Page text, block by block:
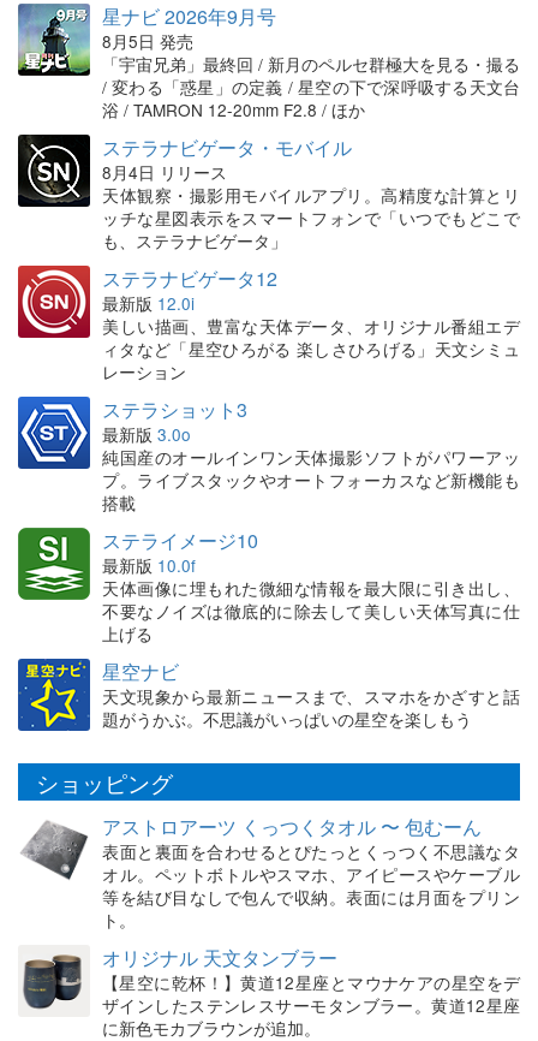
星ナビ 2026年9月号
8月5日 発売
「宇宙兄弟」最終回 / 新月のペルセ群極大を見る・撮る
/ 変わる「惑星」の定義 / 星空の下で深呼吸する天文台
浴 / TAMRON 12-20mm F2.8 / ほか
ステラナビゲータ・モバイル
8月4日 リリース
天体観察・撮影用モバイルアプリ。高精度な計算とリ
ッチな星図表示をスマートフォンで「いつでもどこで
も、ステラナビゲータ」
ステラナビゲータ12
最新版 12.0i
美しい描画、豊富な天体データ、オリジナル番組エデ
ィタなど「星空ひろがる 楽しさひろげる」天文シミュ
レーション
ステラショット3
最新版 3.0o
純国産のオールインワン天体撮影ソフトがパワーアッ
プ。ライブスタックやオートフォーカスなど新機能も
搭載
ステライメージ10
最新版 10.0f
天体画像に埋もれた微細な情報を最大限に引き出し、
不要なノイズは徹底的に除去して美しい天体写真に仕
上げる
星空ナビ
天文現象から最新ニュースまで、スマホをかざすと話
題がうかぶ。不思議がいっぱいの星空を楽しもう
ショッピング
アストロアーツ くっつくタオル 〜 包むーん
表面と裏面を合わせるとぴたっとくっつく不思議なタ
オル。ペットボトルやスマホ、アイピースやケーブル
等を結び目なしで包んで収納。表面には月面をプリン
ト。
オリジナル 天文タンブラー
【星空に乾杯！】黄道12星座とマウナケアの星空をデ
ザインしたステンレスサーモタンブラー。黄道12星座
に新色モカブラウンが追加。